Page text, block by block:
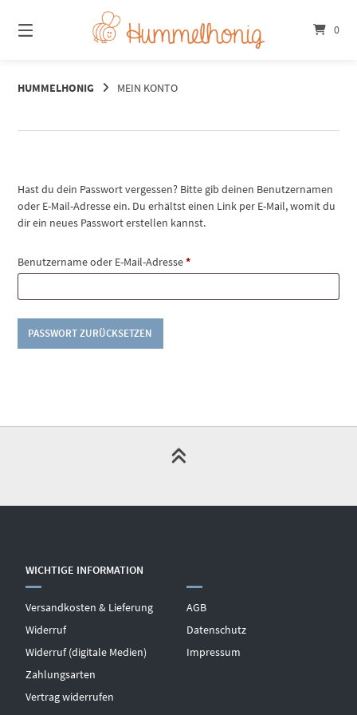
zum
Inhalt
0
HUMMELHONIG MEIN KONTO
Hast du dein Passwort vergessen? Bitte gib deinen Benutzernamen
oder E-Mail-Adresse ein. Du erhältst einen Link per E-Mail, womit du
dir ein neues Passwort erstellen kannst.
Benutzername oder E-Mail-Adresse*Erforderlich
PASSWORT ZURÜCKSETZEN
WICHTIGE INFORMATION
Versandkosten & Lieferung
Widerruf
Widerruf (digitale Medien)
Zahlungsarten
Vertrag widerrufen
AGB
Datenschutz
Impressum